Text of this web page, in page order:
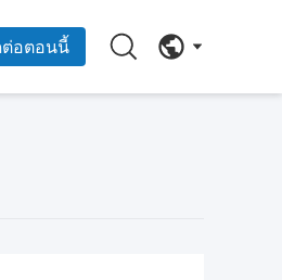
ต่อตอนนี้